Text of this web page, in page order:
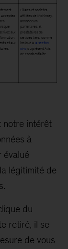
acceptez
aux
et aux
Filiales et sociétés
affiliées de McKinsey,
annonceurs
partenaires, et
prestataires de
services tiers, comme
indiqué à la section
cinq du présent Avis
de confidentialité.
notre intérêt
à
évalué
légitimité de
du
retiré, il se
de vous